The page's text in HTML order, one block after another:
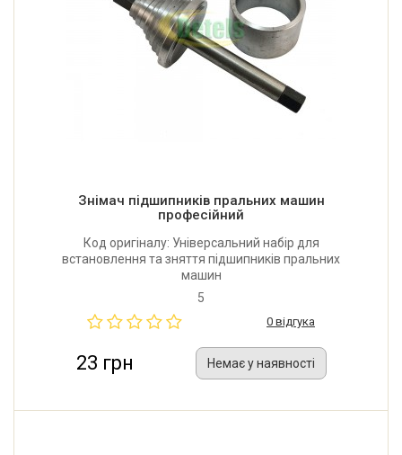
Знімач підшипників пральних машин
професійний
Код оригіналу: Універсальний набір для
встановлення та зняття підшипників пральних
машин
5
0 відгука
23 грн Немає у наявності